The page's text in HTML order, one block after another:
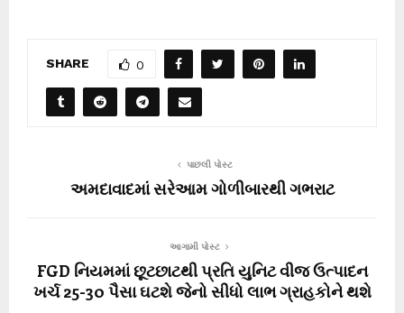
SHARE 0
પાછલી પોસ્ટ
અમદાવાદમાં સરેઆમ ગોળીબારથી ગભરાટ
આગામી પોસ્ટ
FGD નિયમમાં છૂટછાટથી પ્રતિ યુનિટ વીજ ઉત્પાદન
ખર્ચ 25-30 પૈસા ઘટશે જેનો સીધો લાભ ગ્રાહકોને થશે